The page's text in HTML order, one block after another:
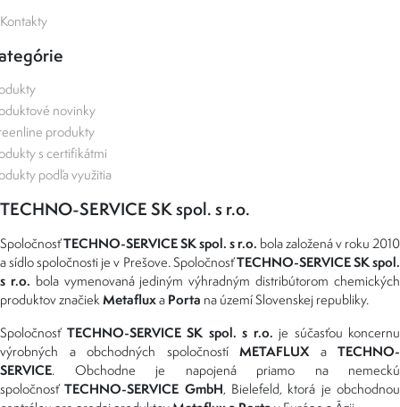
Kontakty
novinky
produkty
s certifikátmi
podľa využitia
TECHNO-SERVICE SK spol. s r.o.
SpoločnosťTECHNO-SERVICE SK spol. s r.o. bola založená v roku 2010
a sídlo spoločnosti je v Prešove. SpoločnosťTECHNO-SERVICE SK spol.
s r.o. bola vymenovaná jediným výhradným distribútorom chemických
produktov značiekMetafluxa Porta na území Slovenskej republiky.
Spoločnosť TECHNO-SERVICE SK spol. s r.o. je súčasťou koncernu
výrobných a obchodných spoločností METAFLUXa TECHNO-
SERVICE. Obchodne je napojená priamo na nemeckú
spoločnosťTECHNO-SERVICE GmbH, Bielefeld, ktorá je obchodnou